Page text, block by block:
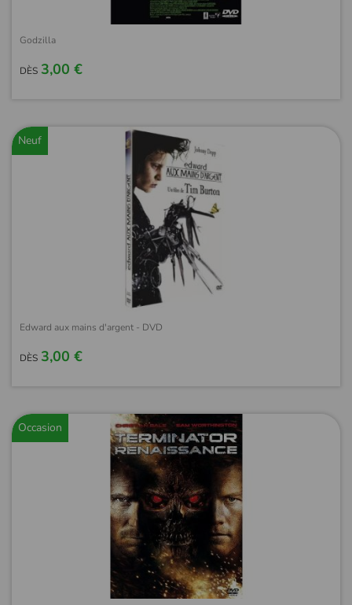
Godzilla
DÈS 3,00 €
Neuf
Edward aux mains d'argent - DVD
DÈS 3,00 €
Occasion